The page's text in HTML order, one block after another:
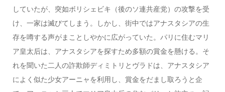
していたが、突如ボリシェビキ（後のソ連共産党）の攻撃を受
け、一家は滅びてしまう。しかし、街中ではアナスタシアの生
存を噂する声がまことしやかに広がっていた。パリに住むマリ
ア皇太后は、アナスタシアを探すため多額の賞金を懸ける。そ
れを聞いた二人の詐欺師ディミトリとヴラドは、アナスタシア
によく似た少女アーニャを利用し、賞金をだまし取ろうと企